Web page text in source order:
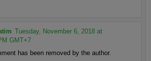
Tuesday, November 6, 2018 at
GMT+7
has been removed by the author.